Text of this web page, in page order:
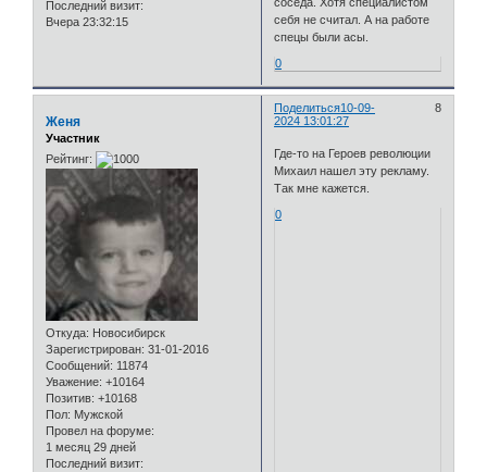
Последний визит:
Вчера 23:32:15
себя не считал. А на работе
спецы были асы.
0
Поделиться 8
10-09-
2024 13:01:27
Женя
Участник
Рейтинг:
Откуда: Новосибирск
Зарегистрирован: 31-01-2016
Сообщений: 11874
Уважение: +10164
Позитив: +10168
Пол: Мужской
Провел на форуме:
1 месяц 29 дней
Последний визит:
Где-то на Героев революции
Михаил нашел эту рекламу.
Так мне кажется.
0